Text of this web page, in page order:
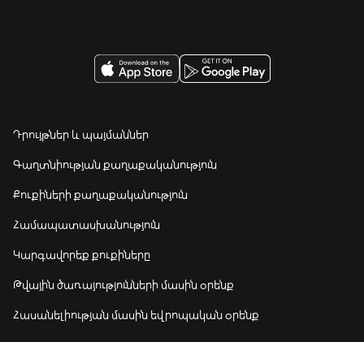
Դրույթներ և պայմաններ
Գաղտնիության քաղաքականություն
Քուքիների քաղաքականություն
Համապատասխանություն
Կարգավորեք քուքիները
Թվային ծառայությունների մասին օրենք
Հասանելիության մասին եվրոպական օրենք